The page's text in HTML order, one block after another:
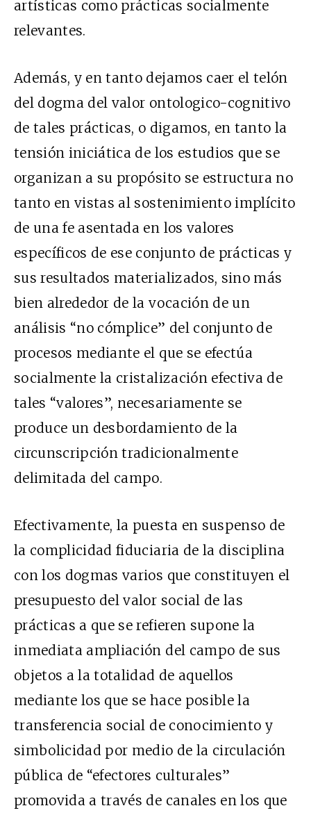
artísticas como prácticas socialmente
relevantes.
Además, y en tanto dejamos caer el telón
del dogma del valor ontologico-cognitivo
de tales prácticas, o digamos, en tanto la
tensión iniciática de los estudios que se
organizan a su propósito se estructura no
tanto en vistas al sostenimiento implícito
de una fe asentada en los valores
específicos de ese conjunto de prácticas y
sus resultados materializados, sino más
bien alrededor de la vocación de un
análisis “no cómplice” del conjunto de
procesos mediante el que se efectúa
socialmente la cristalización efectiva de
tales “valores”, necesariamente se
produce un desbordamiento de la
circunscripción tradicionalmente
delimitada del campo.
Efectivamente, la puesta en suspenso de
la complicidad fiduciaria de la disciplina
con los dogmas varios que constituyen el
presupuesto del valor social de las
prácticas a que se refieren supone la
inmediata ampliación del campo de sus
objetos a la totalidad de aquellos
mediante los que se hace posible la
transferencia social de conocimiento y
simbolicidad por medio de la circulación
pública de “efectores culturales”
promovida a través de canales en los que